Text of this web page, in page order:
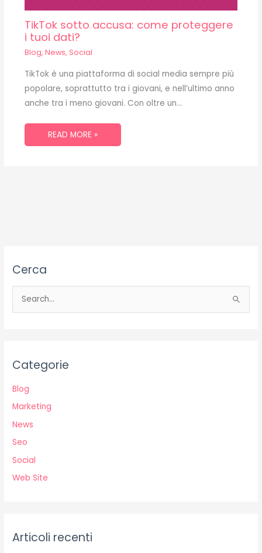
TikTok sotto accusa: come proteggere
i tuoi dati?
Blog, News, Social
TikTok è una piattaforma di social media sempre più
popolare, soprattutto tra i giovani, e nell’ultimo anno
anche tra i meno giovani. Con oltre un…
READ MORE »
Cerca
a
Categorie
Blog
Marketing
News
Seo
Social
Web Site
Articoli recenti